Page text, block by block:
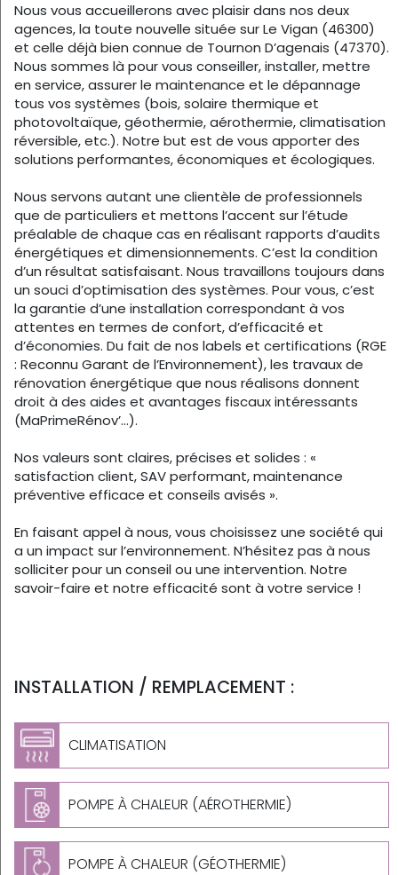
Nous vous accueillerons avec plaisir dans nos deux
agences, la toute nouvelle située sur Le Vigan (46300)
et celle déjà bien connue de Tournon D’agenais (47370).
Nous sommes là pour vous conseiller, installer, mettre
en service, assurer le maintenance et le dépannage
tous vos systèmes (bois, solaire thermique et
photovoltaïque, géothermie, aérothermie, climatisation
réversible, etc.). Notre but est de vous apporter des
solutions performantes, économiques et écologiques.
Nous servons autant une clientèle de professionnels
que de particuliers et mettons l’accent sur l’étude
préalable de chaque cas en réalisant rapports d’audits
énergétiques et dimensionnements. C’est la condition
d’un résultat satisfaisant. Nous travaillons toujours dans
un souci d’optimisation des systèmes. Pour vous, c’est
la garantie d’une installation correspondant à vos
attentes en termes de confort, d’efficacité et
d’économies. Du fait de nos labels et certifications (RGE
: Reconnu Garant de l’Environnement), les travaux de
rénovation énergétique que nous réalisons donnent
droit à des aides et avantages fiscaux intéressants
(MaPrimeRénov’…).
Nos valeurs sont claires, précises et solides : «
satisfaction client, SAV performant, maintenance
préventive efficace et conseils avisés ».
En faisant appel à nous, vous choisissez une société qui
a un impact sur l’environnement. N’hésitez pas à nous
solliciter pour un conseil ou une intervention. Notre
savoir-faire et notre efficacité sont à votre service !
INSTALLATION / REMPLACEMENT :
CLIMATISATION
POMPE À CHALEUR (AÉROTHERMIE)
POMPE À CHALEUR (GÉOTHERMIE)